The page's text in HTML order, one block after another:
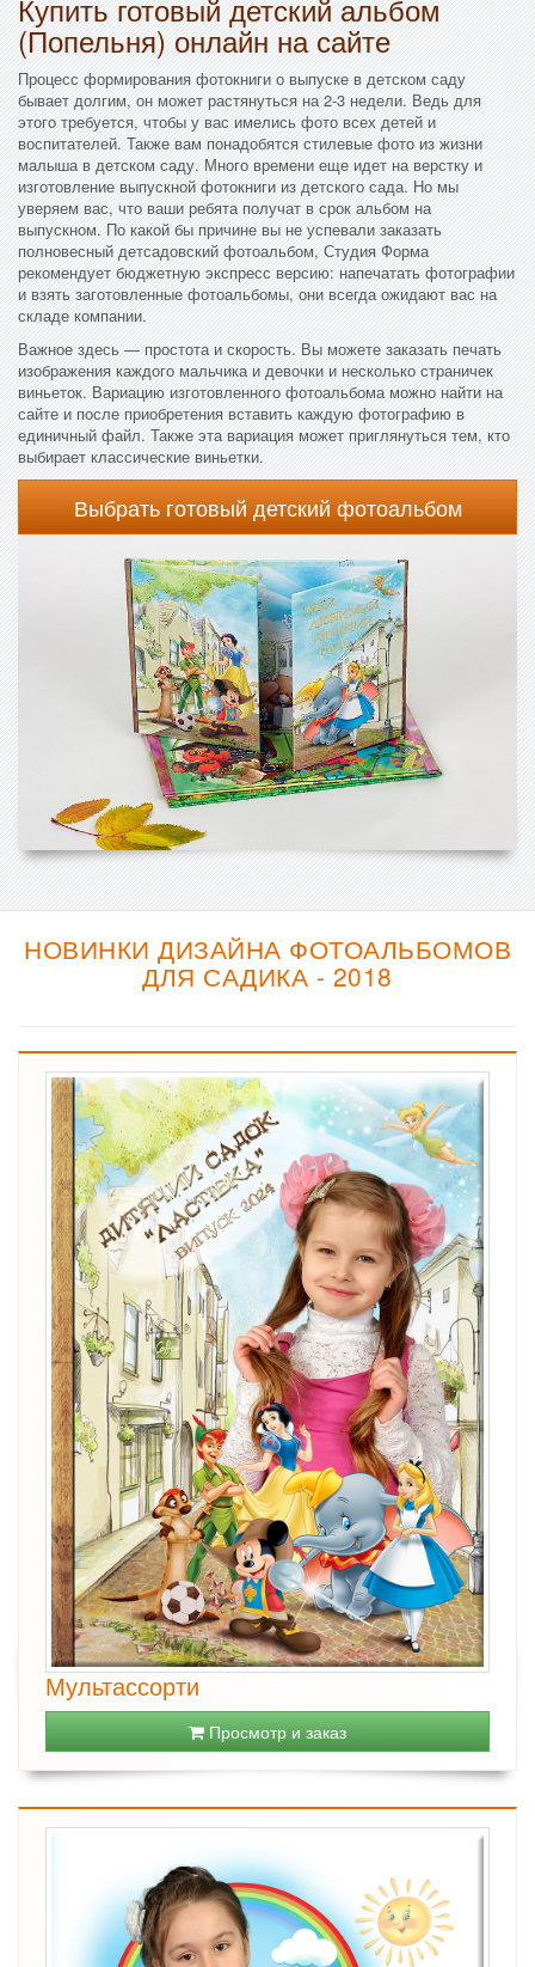
Купить готовый детский альбом
(Попельня) онлайн на сайте
Процесс формирования фотокниги о выпуске в детском саду
бывает долгим, он может растянуться на 2-3 недели. Ведь для
этого требуется, чтобы у вас имелись фото всех детей и
воспитателей. Также вам понадобятся стилевые фото из жизни
малыша в детском саду. Много времени еще идет на верстку и
изготовление выпускной фотокниги из детского сада. Но мы
уверяем вас, что ваши ребята получат в срок альбом на
выпускном. По какой бы причине вы не успевали заказать
полновесный детсадовский фотоальбом, Студия Форма
рекомендует бюджетную экспресс версию: напечатать фотографии
и взять заготовленные фотоальбомы, они всегда ожидают вас на
складе компании.
Важное здесь — простота и скорость. Вы можете заказать печать
изображения каждого мальчика и девочки и несколько страничек
виньеток. Вариацию изготовленного фотоальбома можно найти на
сайте и после приобретения вставить каждую фотографию в
единичный файл. Также эта вариация может приглянуться тем, кто
выбирает классические виньетки.
Выбрать готовый детский фотоальбом
НОВИНКИ ДИЗАЙНА ФОТОАЛЬБОМОВ
ДЛЯ САДИКА - 2018
Мультассорти
Просмотр и заказ